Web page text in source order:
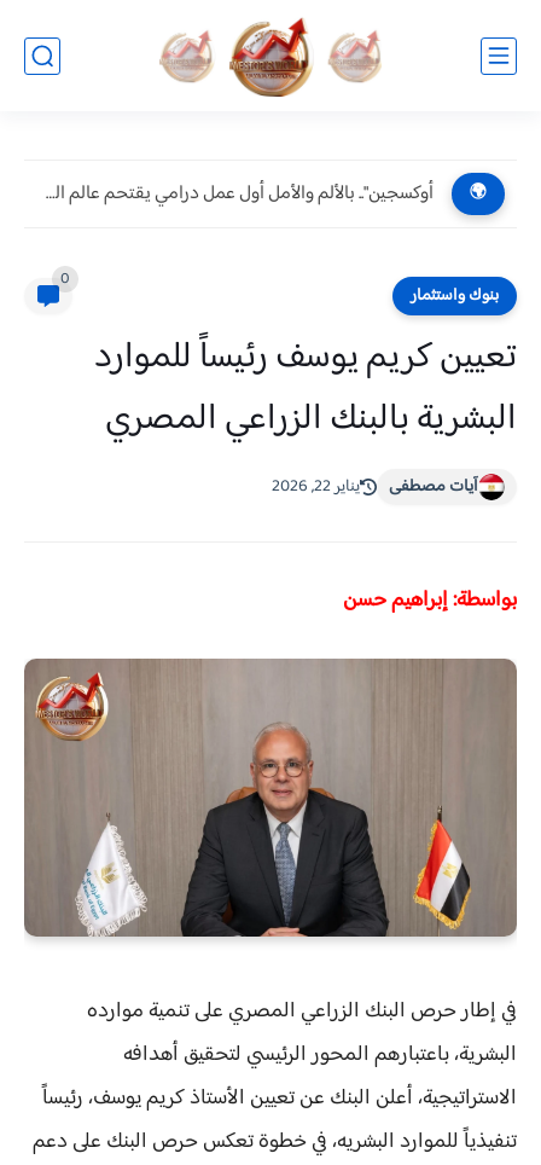
🌍 أوكسجين".. بالألم والأمل أول عمل درامي يقتحم عالم الحروق ويكشف...
بنوك واستثمار
0
تعيين كريم يوسف رئيساً للموارد
البشرية بالبنك الزراعي المصري
آيات مصطفى يناير 22, 2026
بواسطة: إبراهيم حسن
في إطار حرص البنك الزراعي المصري على تنمية موارده
البشرية، باعتبارهم المحور الرئيسي لتحقيق أهدافه
الاستراتيجية، أعلن البنك عن تعيين الأستاذ كريم يوسف، رئيساً
تنفيذياً للموارد البشريه، في خطوة تعكس حرص البنك على دعم